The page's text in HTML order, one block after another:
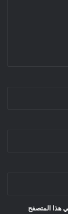
هذا المتصفح